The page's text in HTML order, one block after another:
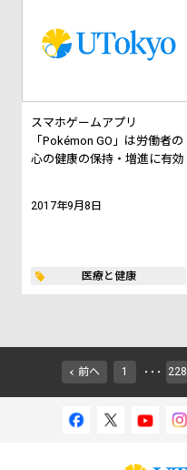
スマホゲームアプリ
「Pokémon GO」は労働者の
心の健康の保持・増進に有効
2017年9月8日
医療と健康
前へ 1 ・・・ 228